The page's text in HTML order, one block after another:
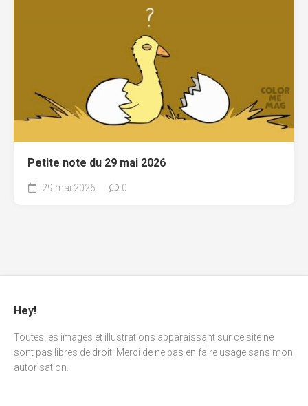
Petite note du 29 mai 2026
29 mai 2026 0
Hey!
Toutes les images et illustrations apparaissant sur ce site ne
sont pas libres de droit. Merci de ne pas en faire usage sans mon
autorisation.